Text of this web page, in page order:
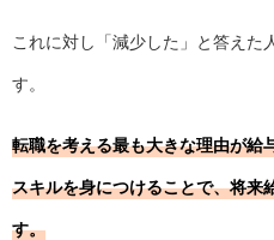
これに対し「減少した」と答えた
す。
転職を考える最も大きな理由が給
スキルを身につけることで、将来
す。